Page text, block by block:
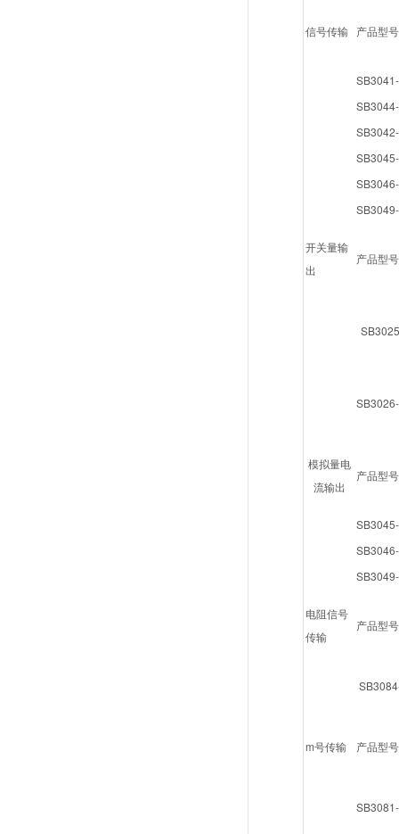
信号传输 产品型号
开关量输
出
产品型号
模拟量电
流输出
产品型号
电阻信号
传输
产品型号
m号传输 产品型号